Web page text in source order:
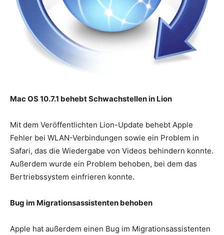
Mac OS 10.7.1 behebt Schwachstellen in Lion
Mit dem Veröffentlichten Lion-Update behebt Apple
Fehler bei WLAN-Verbindungen sowie ein Problem in
Safari, das die Wiedergabe von Videos behindern konnte.
Außerdem wurde ein Problem behoben, bei dem das
Bertriebssystem einfrieren konnte.
Bug im Migrationsassistenten behoben
Apple hat außerdem einen Bug im Migrationsassistenten